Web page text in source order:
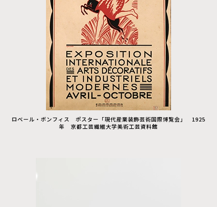
ロベール・ボンフィス ポスター「現代産業装飾芸術国際博覧会」 1925
年 京都工芸繊維大学美術工芸資料館